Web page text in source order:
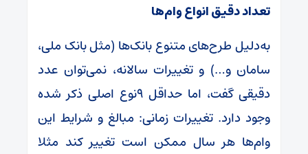
تعداد دقیق انواع وام‌ها
به‌دلیل طرح‌های متنوع بانک‌ها (مثل بانک ملی،
سامان و…) و تغییرات سالانه، نمی‌توان عدد
دقیقی گفت، اما حداقل ۹نوع اصلی ذکر شده
وجود دارد. تغییرات زمانی: مبالغ و شرایط این
وام‌ها هر سال ممکن است تغییر کند مثلا